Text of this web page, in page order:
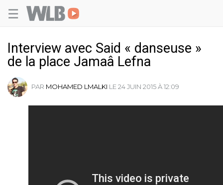
☰
Interview avec Said « danseuse »
de la place Jamaâ Lefna
PAR MOHAMED LMALKI LE 24 JUIN 2015 À 12:09